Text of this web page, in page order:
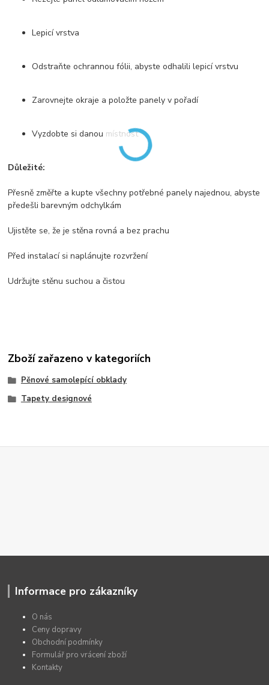
Lepicí vrstva
Odstraňte ochrannou fólii, abyste odhalili lepicí vrstvu
Zarovnejte okraje a položte panely v pořadí
Vyzdobte si danou místnost
Důležité:
Přesně změřte a kupte všechny potřebné panely najednou, abyste
předešli barevným odchylkám
Ujistěte se, že je stěna rovná a bez prachu
Před instalací si naplánujte rozvržení
Udržujte stěnu suchou a čistou
Zboží zařazeno v kategoriích
Pěnové samolepící obklady
Tapety designové
Informace pro zákazníky
O nás
Ceny dopravy
Obchodní podmínky
Formulář pro vrácení zboží
Kontakty